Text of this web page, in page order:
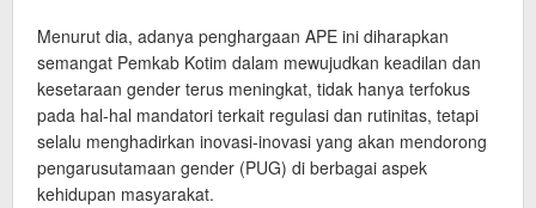
Menurut dia, adanya penghargaan APE ini diharapkan
semangat Pemkab Kotim dalam mewujudkan keadilan dan
kesetaraan gender terus meningkat, tidak hanya terfokus
pada hal-hal mandatori terkait regulasi dan rutinitas, tetapi
selalu menghadirkan inovasi-inovasi yang akan mendorong
pengarusutamaan gender (PUG) di berbagai aspek
kehidupan masyarakat.